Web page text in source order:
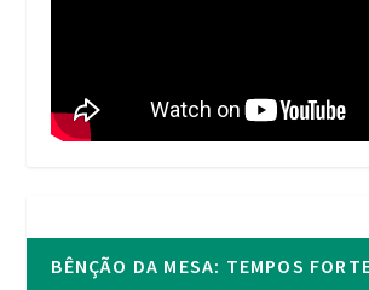
BÊNÇÃO DA MESA: TEMPOS